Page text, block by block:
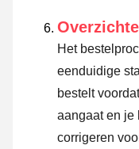
Het
eenduidige
bestelt
aangaat en je
corrigeren